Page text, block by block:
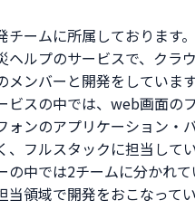
チームに所属しております
ヘルプのサービスで、クラ
ンバーと開発をしています
ビスの中では、web画面の
ォンのアプリケーション・
、フルスタックに担当してい
の中では2チームに分かれて
領域で開発をおこなってい